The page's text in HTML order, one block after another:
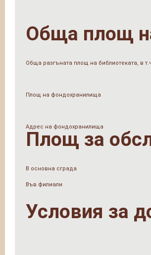
Обща площ
Обща разгъната площ на библиотеката, в
Площ на фондохранилища
Адрес на фондохранилища
Площ за
В основна сграда
Във филиали
Условия за